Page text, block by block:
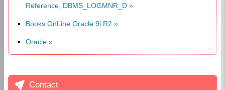
Reference, DBMS_LOGMNR_D
Books OnLine Oracle 9i R2
Oracle
Contact